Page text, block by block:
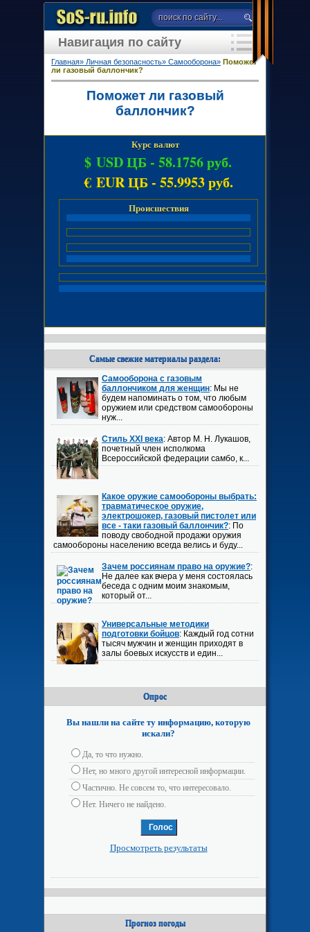
Главная» Личная безопасность» Самооборона» Поможет
ли газовый баллончик?
Поможет ли газовый
баллончик?
Курс валют
$ USD ЦБ - 58.1756 руб.
€ EUR ЦБ - 55.9953 руб.
Происшествия
Самые свежие материалы раздела:
Самооборона с газовым
баллончиком для женщин: Мы не
будем напоминать о том, что любым
оружием или средством самообороны
нуж...
Стиль XXI века: Автор М. Н. Лукашов,
почетный член исполкома
Всероссийской федерации самбо, к...
Какое оружие самообороны выбрать:
травматическое оружие,
электрошокер, газовый пистолет или
все - таки газовый баллончик?: По
поводу свободной продажи оружия
самообороны населению всегда велись и буду...
Зачем россиянам право на оружие?:
Не далее как вчера у меня состоялась
беседа с одним моим знакомым,
который от...
Универсальные методики
подготовки бойцов: Каждый год сотни
тысяч мужчин и женщин приходят в
залы боевых искусств и един...
Опрос
Вы нашли на сайте ту информацию, которую
искали?
Да, то что нужно.
Нет, но много другой интересной информации.
Частично. Не совсем то, что интересовало.
Нет. Ничего не найдено.
Просмотреть результаты
Прогноз погоды
Навигация по сайту